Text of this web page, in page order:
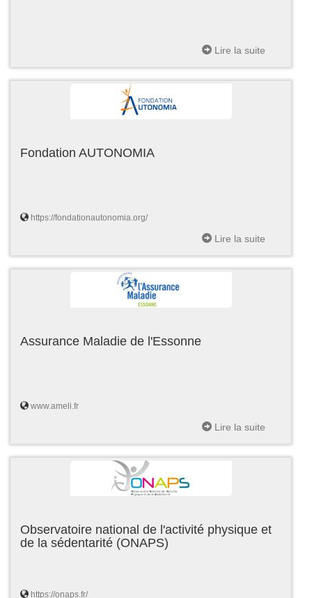
Lire la suite
Fondation AUTONOMIA
https://fondationautonomia.org/
Lire la suite
Assurance Maladie de l'Essonne
www.ameli.fr
Lire la suite
Observatoire national de l'activité physique et
de la sédentarité (ONAPS)
https://onaps.fr/